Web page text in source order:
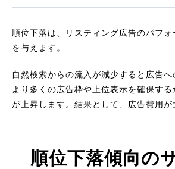
順位下落は、リスティング広告のパフ
を与えます。
自然検索からの流入が減少すると広告へ
より多くの広告枠や上位表示を確保す
が上昇します。結果として、広告費用が
順位下落傾向の